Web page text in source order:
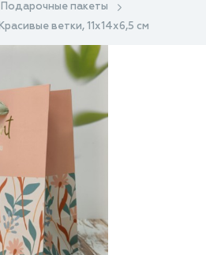
Подарочные пакеты
ветки, 11х14х6,5 см